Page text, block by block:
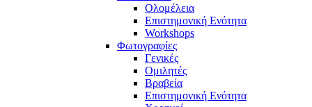
Ολομέλεια
Επιστημονική Ενότητα
Workshops
Φωτογραφίες
Γενικές
Ομιλητές
Βραβεία
Επιστημονική Ενότητα